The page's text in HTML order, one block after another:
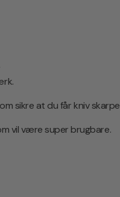
sikre at du får kniv
vil være super brugbare.